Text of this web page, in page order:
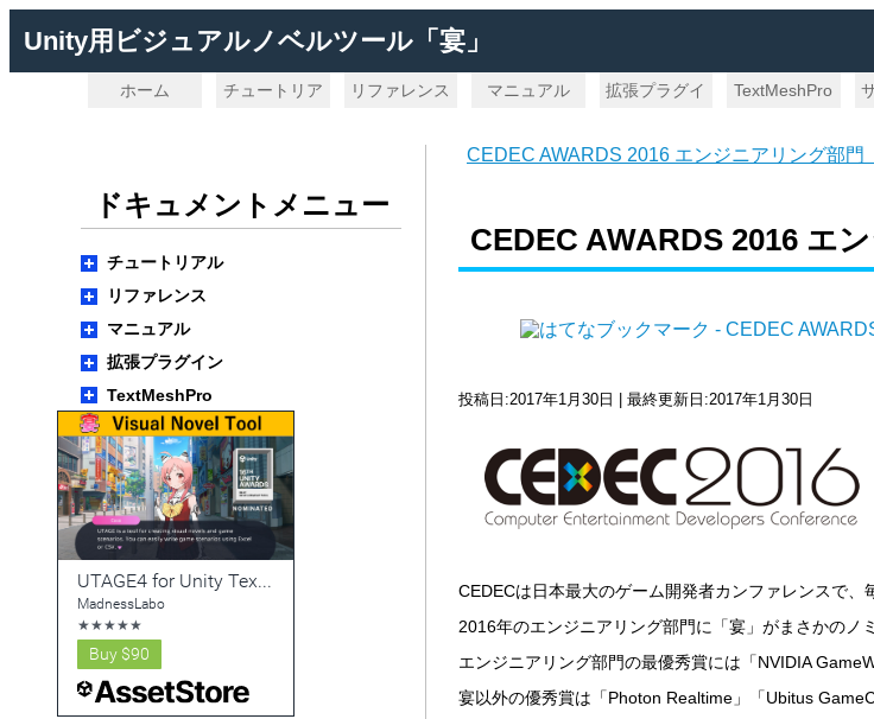
Unity用ビジュアルノベルツール「宴」
ホーム
チュートリア
リファレンス マニュアル
拡張プラグイ
TextMeshPro
CEDEC AWARDS 2016 エンジニアリング部
ドキュメントメニュー
チュートリアル
リファレンス
マニュアル
拡張プラグイン
TextMeshPro
CEDEC AWARDS 2016 エ
投稿日:2017年1月30日 | 最終更新日:2017年1月30日
CEDECは日本最大のゲーム開発者カンファレンスで、
2016年のエンジニアリング部門に「宴」がまさかのノ
エンジニアリング部門の最優秀賞には「NVIDIA
宴以外の優秀賞は「Photon Realtime」「Ubitus